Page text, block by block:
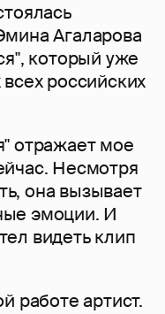
Агаларова
который уже
российских
отражает мое
Несмотря
она вызывает
эмоции. И
видеть клип
работе артист.